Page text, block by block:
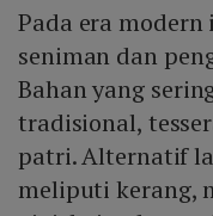
Pada era
seniman dan
Bahan yang
tradisional,
patri. Alternatif
meliputi kerang,